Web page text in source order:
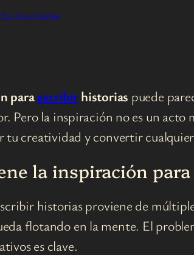
Escritura Creativa
paraescribirhistorias puede
Pero la inspiración no es un
tu creatividad y convertir
la inspiración
historias proviene de
flotando en la mente. El
es clave.